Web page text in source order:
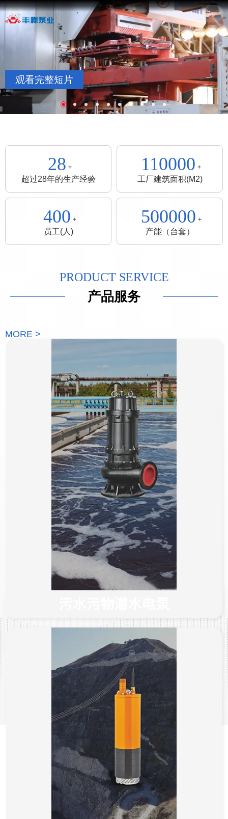
观看完整短片
28 +
超过28年的生产经验
110000 +
工厂建筑面积(M2)
400 +
员工(人)
500000 +
产能（台套）
PRODUCT SERVICE
产品服务
MORE >